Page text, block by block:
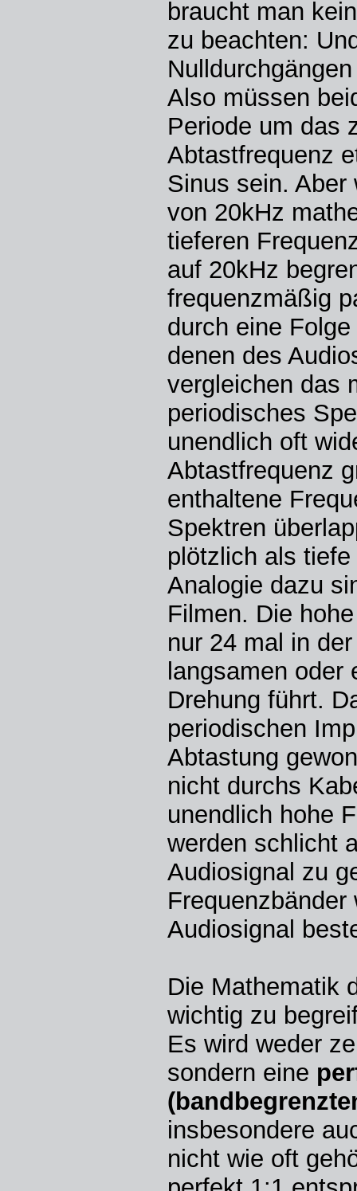
braucht man
zu beachten:
Also müssen
Periode um das
Abtastfrequenz
Sinus sein.
von 20kHz
tieferen
auf 20kHz
frequenzmäßig
durch eine
denen des
vergleichen das
periodisches
unendlich oft
Abtastfrequenz
enthaltene
Spektren
plötzlich als
Analogie dazu
Filmen. Die
nur 24 mal in
langsamen
Drehung führt.
periodischen
Abtastung
nicht durchs
unendlich hohe
werden schlicht
Audiosignal zu
Audiosignal
Die Mathematik
wichtig zu
Es wird weder
sondern eine
insbesondere
nicht wie oft